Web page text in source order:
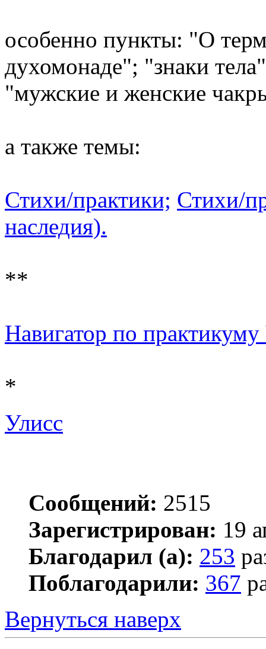
особенно пункты: "О
духомонаде"; "знаки
"мужские и женские
а также темы:
Стихи/практики; Стихи/
наследия).
**
Навигатор по
*
Улисс
Сообщений: 2515
Зарегистрирован: 19
Благодарил (а): 253
Поблагодарили: 367
Вернуться наверх